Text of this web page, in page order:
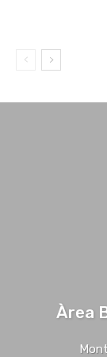
Àrea